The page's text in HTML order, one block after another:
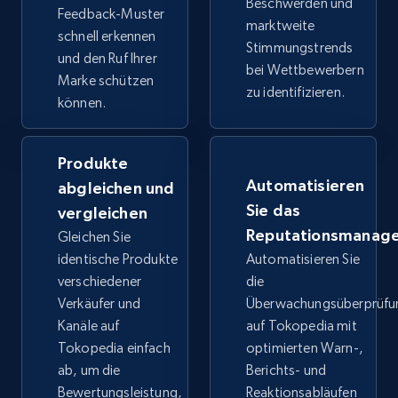
Google Shopping
URL, Product id, Title, Product description,
Rating, Reviews count, Images, Variations, and
more.
2.4K+ 199+ Jetzt anfangen
Google Shopping - collects products from
web using keywords
URL, Product id, Title, Product description,
Rating, Reviews count, Images, Variations, and
more.
Feedback-Muster
schnell erkennen
und den Ruf Ihrer
Marke schützen
können.
marktweite
Stimmungstrends
bei Wettbewerbern
zu identifizieren.
Produkte
abgleichen und
vergleichen
Gleichen Sie
identische Produkte
verschiedener
Verkäufer und
Kanäle auf
Tokopedia einfach
ab, um die
Bewertungsleistung,
Automatisieren
Sie das
Automatisieren Sie
die
auf Tokopedia mit
optimierten Warn-,
Berichts- und
Reaktionsabläufen